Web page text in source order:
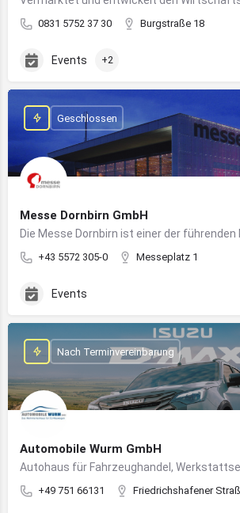
0831 5752 37 30 Burgstraße 18
Events +2
Messe Dornbirn GmbH
+43 5572 305-0 Messeplatz 1
Geschlossen
Events
Automobile Wurm GmbH
+49 751 66131 Friedrichshafener
Nach Terminvereinbarung